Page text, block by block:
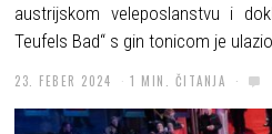
austrijskom veleposlanstvu i
Teufels Bad“ s gin tonicom je
23. FEBER 2024 1 MIN. ČITANJA